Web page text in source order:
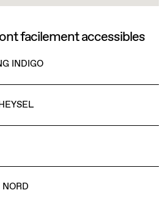
facilement accessibles
INDIGO